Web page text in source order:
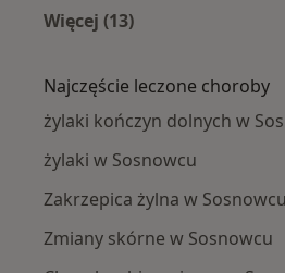
Więcej (13)
Najczęście leczone choroby
żylaki kończyn dolnych w
żylaki w Sosnowcu
Zakrzepica żylna w Sosnowcu
Zmiany skórne w Sosnowcu